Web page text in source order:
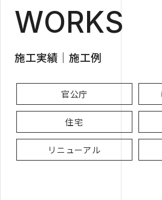
WORKS
施工実績｜施工例
官公庁
住宅
リニューアル